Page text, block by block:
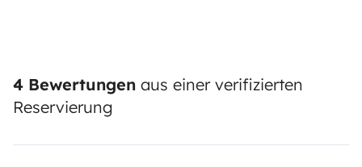
4 Bewertungen aus einer verifizierten
Reservierung